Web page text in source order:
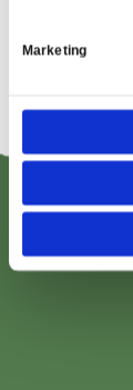
Marketing